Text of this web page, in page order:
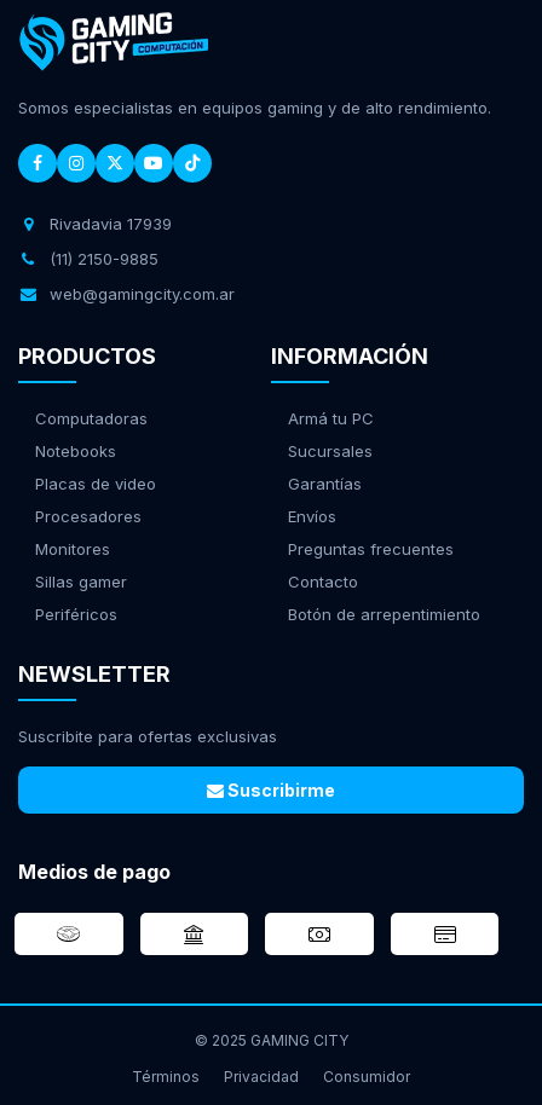
Somos especialistas en equipos gaming y de alto rendimiento.
Rivadavia 17939
(11) 2150-9885
web@gamingcity.com.ar
PRODUCTOS
Computadoras
Notebooks
Placas de video
Procesadores
Monitores
Sillas gamer
Periféricos
INFORMACIÓN
Armá tu PC
Sucursales
Garantías
Envíos
Preguntas frecuentes
Contacto
Botón de arrepentimiento
NEWSLETTER
Suscribite para ofertas exclusivas
Suscribirme
Medios de pago
© 2025 GAMING CITY
Términos
Privacidad Consumidor